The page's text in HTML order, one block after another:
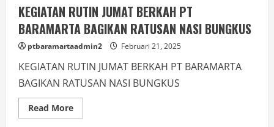
KEGIATAN RUTIN JUMAT BERKAH PT
BARAMARTA BAGIKAN RATUSAN NASI BUNGKUS
ptbaramartaadmin2 Februari 21, 2025
KEGIATAN RUTIN JUMAT BERKAH PT BARAMARTA
BAGIKAN RATUSAN NASI BUNGKUS
Read More